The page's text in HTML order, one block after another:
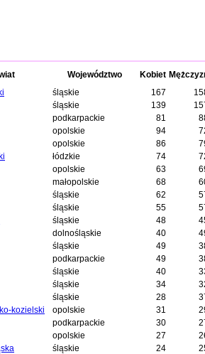
Województwo Kobiet
śląskie 167
śląskie 139
podkarpackie 81
opolskie 94
opolskie 86
łódzkie 74
opolskie 63
małopolskie 68
śląskie 62
śląskie 55
śląskie 48
dolnośląskie 40
śląskie 49
podkarpackie 49
śląskie 40
śląskie 34
śląskie 28
kozielski
opolskie 31
podkarpackie 30
opolskie 27
śląskie 24